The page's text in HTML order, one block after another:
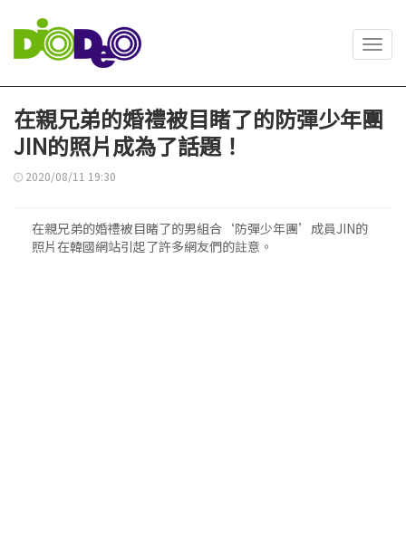
在親兄弟的婚禮被目睹了的防彈少年團
JIN的照片成為了話題！
2020/08/11 19:30
在親兄弟的婚禮被目睹了的男組合‘防彈少年團’成員JIN的
照片在韓國網站引起了許多網友們的註意。